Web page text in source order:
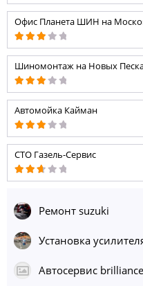
Офис Планета ШИН на
Шиномонтаж на Новых
Автомойка Кайман
СТО Газель-Сервис
Ремонт suzuki
Установка
Автосервис brilliance